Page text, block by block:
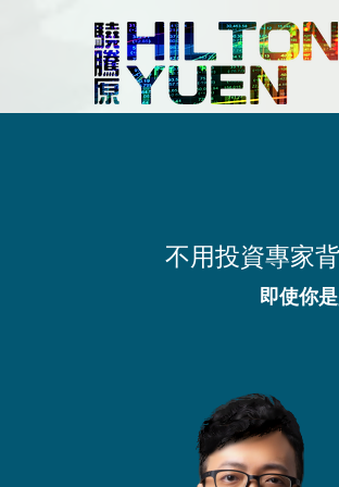
不用投資專家
即使你